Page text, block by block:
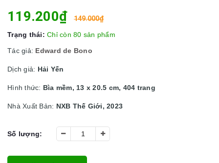
119.200₫ 149.000₫
Trạng thái: Chỉ còn 80 sản phẩm
Tác giả: Edward de Bono
Dịch giả: Hải Yến
Hình thức: Bìa mềm, 13 x 20.5 cm, 404 trang
Nhà Xuất Bản: NXB Thế Giới, 2023
Số lượng: